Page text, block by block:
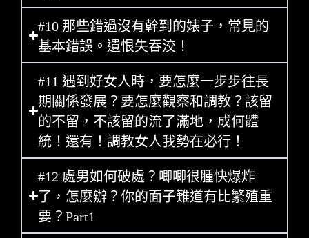
#10 那些錯過沒有幹到的婊子，常見的
基本錯誤。遺恨失吞洨！
#11 遇到好女人時，要怎麼一步步往長
期關係發展？要怎麼觀察和調教？該留
的不留，不該留的流了滿地，成何體
統！還有！調教女人我勢在必行！
#12 處男如何破處？唧唧很腫快爆炸
了，怎麼辦？你的面子難道有比繁殖重
要？Part1